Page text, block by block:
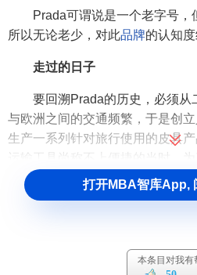
Prada可谓说是一个老字号，
所以无论老少，对此品牌的认知
走过的日子
要回溯Prada的历史，必须从
与欧洲之间的交通频繁，于是创
生产一系列针对旅行使用的皮具
还是坚持向英国进口纯银，向中
米亚运来水晶，甚至将亲自设计
今天Prada主掌人Miuccia
年代末期开始接管家族事业。作
打开MBA智库App,
本条目对我有